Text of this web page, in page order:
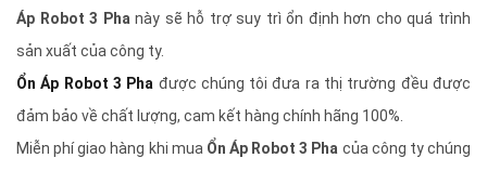
Áp Robot 3 Phanày sẽ hỗ trợ suy trì ổn định hơn cho quá trình
sản xuất của công ty.
Ổn Áp Robot 3 Pha được chúng tôi đưa ra thị trường đều được
đảm bảo về chất lượng, cam kết hàng chính hãng 100%.
Miễn phí giao hàng khi mua Ổn Áp Robot 3 Pha của công ty chúng